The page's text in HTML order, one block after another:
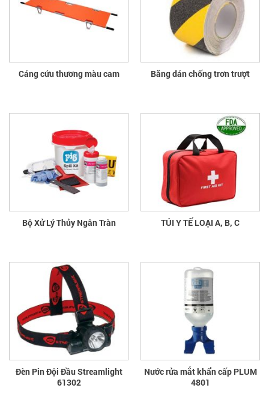
Cáng cứu thương màu cam Băng dán chống trơn trượt
Bộ Xử Lý Thủy Ngân Tràn TÚI Y TẾ LOẠI A, B, C
Đèn Pin Đội Đầu Streamlight
61302
Nước rửa mắt khẩn cấp PLUM
4801